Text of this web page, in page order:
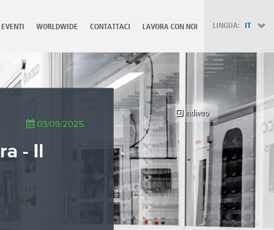
WORLDWIDE CONTATTACI LAVORA CON NOI LINGUA: IT
JA - 日本語
TR - Türkçe
AE - اللغة العربية
03/09/2025
- Il
indietro